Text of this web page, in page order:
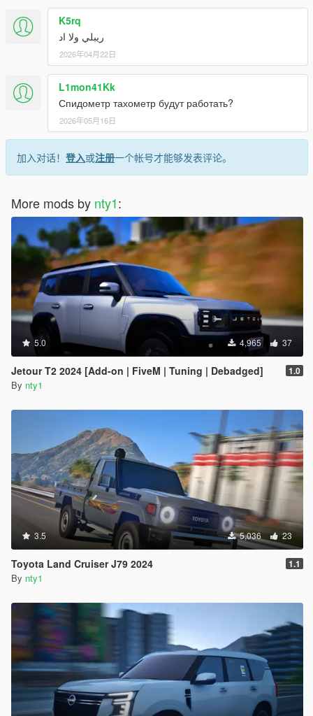
K5rq
ريبلي ولا اد
2026年04月22日
L1mon41Kk
Спидометр тахометр будут работать?
2026年05月16日
加入对话！ 登入或注册一个帐号才能够发表评论。
More mods by nty1:
5.0 4,965 37
Jetour T2 2024 [Add-on | FiveM | Tuning | Debadged] 1.0
By nty1
3.5 5,036 23
Toyota Land Cruiser J79 2024 1.1
By nty1